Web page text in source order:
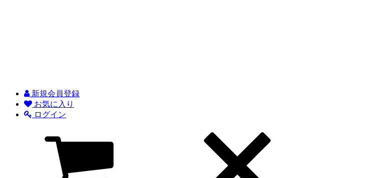
新規会員登録
お気に入り
ログイン